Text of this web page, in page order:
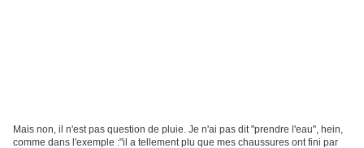
Mais non, il n'est pas question de pluie. Je n'ai pas dit "prendre l'eau", hein,
comme dans l'exemple :"il a tellement plu que mes chaussures ont fini par